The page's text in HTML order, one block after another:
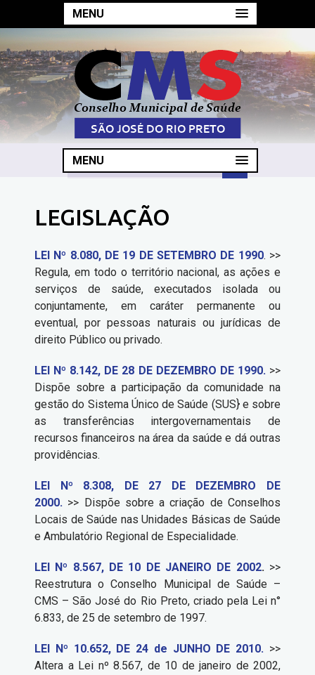
MENU
MENU
LEGISLAÇÃO
LEI Nº 8.080, DE 19 DE SETEMBRO DE 1990. >>
Regula, em todo o território nacional, as ações e
serviços de saúde, executados isolada ou
conjuntamente, em caráter permanente ou
eventual, por pessoas naturais ou jurídicas de
direito Público ou privado.
LEI Nº 8.142, DE 28 DE DEZEMBRO DE 1990.>>
Dispõe sobre a participação da comunidade na
gestão do Sistema Único de Saúde (SUS} e sobre
as transferências intergovernamentais de
recursos financeiros na área da saúde e dá outras
providências.
LEI Nº 8.308, DE 27 DE DEZEMBRO DE
2000. >> Dispõe sobre a criação de Conselhos
Locais de Saúde nas Unidades Básicas de Saúde
e Ambulatório Regional de Especialidade.
LEI Nº 8.567, DE 10 DE JANEIRO DE 2002.>>
Reestrutura o Conselho Municipal de Saúde –
CMS – São José do Rio Preto, criado pela Lei n°
6.833, de 25 de setembro de 1997.
LEI Nº 10.652, DE 24 de JUNHO DE 2010. >>
Altera a Lei nº 8.567, de 10 de janeiro de 2002,